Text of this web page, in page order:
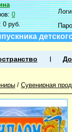
0
0 руб.
/ Сувенирная